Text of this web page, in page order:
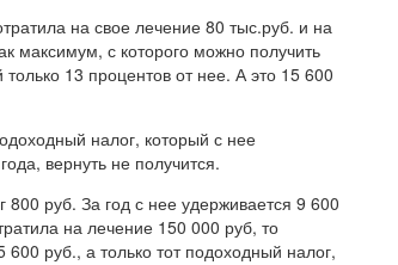
на свое лечение 80 тыс.руб. и на
максимум, с которого можно получить
13 процентов от нее. А это 15 600
налог, который с нее
вернуть не получится.
руб. За год с нее удерживается 9 600
на лечение 150 000 руб, то
руб., а только тот подоходный налог,